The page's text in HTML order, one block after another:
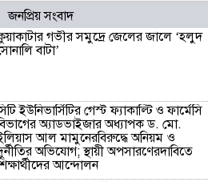
জনপ্রিয় সংবাদ
গভীর সমুদ্রে জেলের জালে ‘হলুদ
বাটা’
ইউনিভার্সিটির গেস্ট ফ্যাকাল্টি ও ফার্মেসি
অ্যাডভাইজার অধ্যাপক ড. মো.
আল মামুনেরবিরুদ্ধে অনিয়ম ও
অভিযোগ; স্থায়ী অপসারণেরদাবিতে
আন্দোলন